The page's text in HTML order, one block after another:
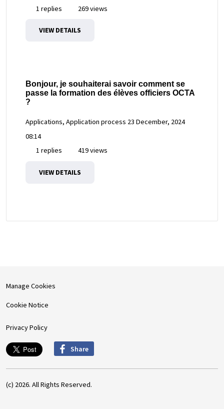
1 replies
269 views
VIEW DETAILS
Bonjour, je souhaiterai savoir comment se
passe la formation des élèves officiers OCTA
?
Applications, Application process 23 December, 2024
08:14
1 replies
419 views
VIEW DETAILS
Manage Cookies
Cookie Notice
Privacy Policy
Share
(c) 2026. All Rights Reserved.